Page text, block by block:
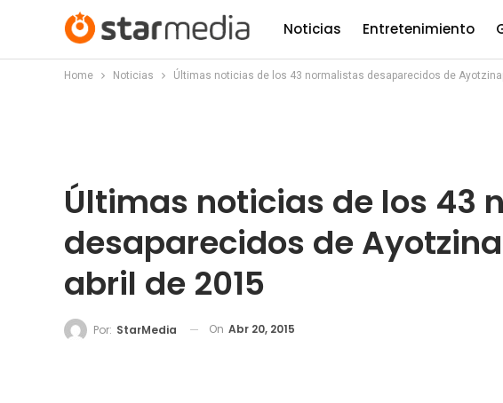
Noticias Entretenimiento
Home Noticias Últimas noticias de los 43 normalistas desaparecidos de
Últimas noticias de los 43
desaparecidos de
abril de 2015
Por: StarMedia On Abr 20, 2015